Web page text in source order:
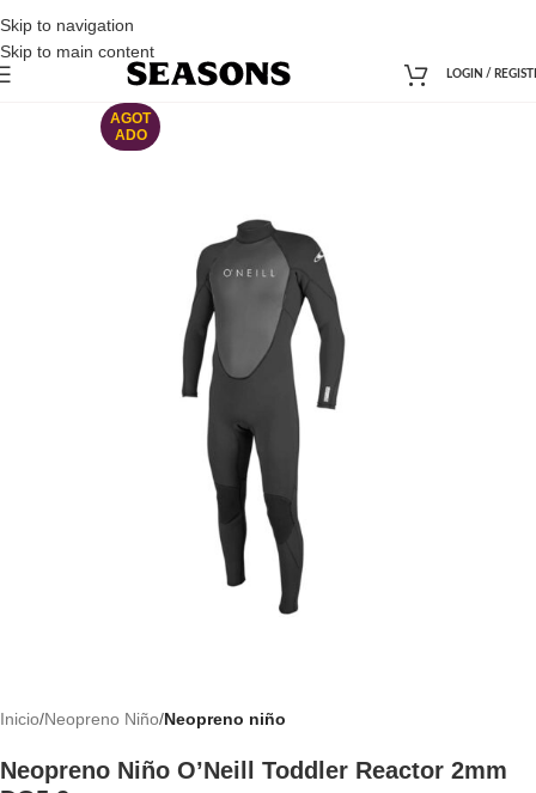
Skip to navigation
Skip to main content
LOGIN /
AGOT
ADO
Inicio Neopreno Niño Neopreno niño
Neopreno Niño O’Neill Toddler Reactor 2mm